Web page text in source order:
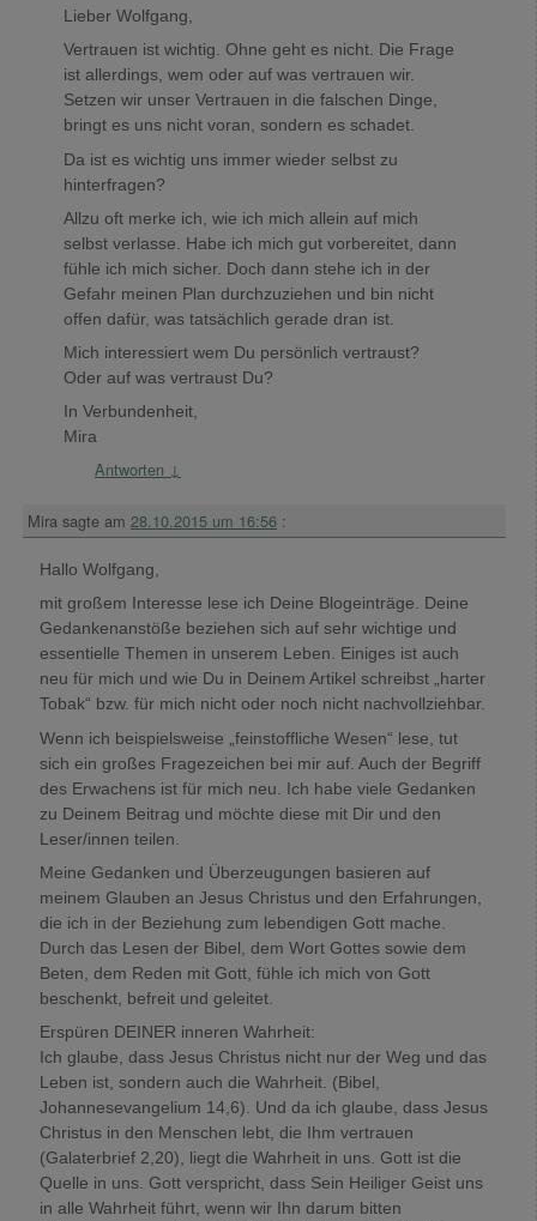
Lieber Wolfgang,
Vertrauen ist wichtig. Ohne geht es nicht. Die Frage
ist allerdings, wem oder auf was vertrauen wir.
Setzen wir unser Vertrauen in die falschen Dinge,
bringt es uns nicht voran, sondern es schadet.
Da ist es wichtig uns immer wieder selbst zu
hinterfragen?
Allzu oft merke ich, wie ich mich allein auf mich
selbst verlasse. Habe ich mich gut vorbereitet, dann
fühle ich mich sicher. Doch dann stehe ich in der
Gefahr meinen Plan durchzuziehen und bin nicht
offen dafür, was tatsächlich gerade dran ist.
Mich interessiert wem Du persönlich vertraust?
Oder auf was vertraust Du?
In Verbundenheit,
Mira
Antworten ↓
Mira sagte am 28.10.2015 um 16:56 :
Hallo Wolfgang,
mit großem Interesse lese ich Deine Blogeinträge. Deine
Gedankenanstöße beziehen sich auf sehr wichtige und
essentielle Themen in unserem Leben. Einiges ist auch
neu für mich und wie Du in Deinem Artikel schreibst „harter
Tobak“ bzw. für mich nicht oder noch nicht nachvollziehbar.
Wenn ich beispielsweise „feinstoffliche Wesen“ lese, tut
sich ein großes Fragezeichen bei mir auf. Auch der Begriff
des Erwachens ist für mich neu. Ich habe viele Gedanken
zu Deinem Beitrag und möchte diese mit Dir und den
Leser/innen teilen.
Meine Gedanken und Überzeugungen basieren auf
meinem Glauben an Jesus Christus und den Erfahrungen,
die ich in der Beziehung zum lebendigen Gott mache.
Durch das Lesen der Bibel, dem Wort Gottes sowie dem
Beten, dem Reden mit Gott, fühle ich mich von Gott
beschenkt, befreit und geleitet.
Erspüren DEINER inneren Wahrheit:
Ich glaube, dass Jesus Christus nicht nur der Weg und das
Leben ist, sondern auch die Wahrheit. (Bibel,
Johannesevangelium 14,6). Und da ich glaube, dass Jesus
Christus in den Menschen lebt, die Ihm vertrauen
(Galaterbrief 2,20), liegt die Wahrheit in uns. Gott ist die
Quelle in uns. Gott verspricht, dass Sein Heiliger Geist uns
in alle Wahrheit führt, wenn wir Ihn darum bitten